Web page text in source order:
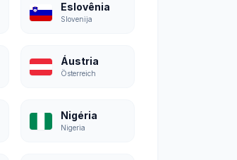
Eslovênia
Slovenija
Áustria
Österreich
Nigéria
Nigeria